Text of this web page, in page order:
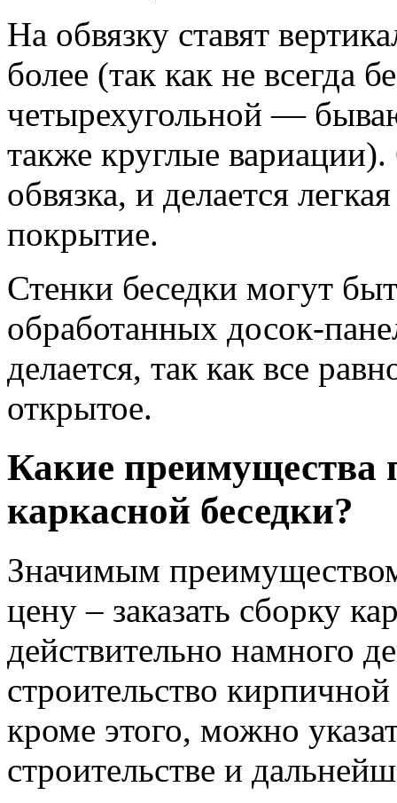
На обвязку ставят
более (так как не всегда
четырехугольной —
также круглые
обвязка, и делается
покрытие.
Стенки беседки могут
обработанных досок-
делается, так как все
открытое.
Какие преимущества
каркасной беседки?
Значимым
цену – заказать сборку
действительно намного
строительство
кроме этого, можно
строительстве и